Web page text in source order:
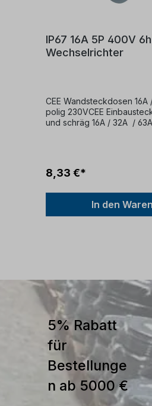
IP67 16A 5P 400V
Wechselrichter
CEE Wandsteckdosen
polig 230VCEE
und schräg 16A / 32A /
8,33 €*
In den
5% Rabatt
für
Bestellunge
n ab 5000 €